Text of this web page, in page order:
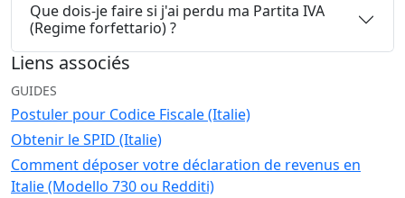
Que dois-je faire si j'ai perdu ma Partita IVA
(Regime forfettario) ?
Liens associés
GUIDES
Postuler pour Codice Fiscale (Italie)
Obtenir le SPID (Italie)
Comment déposer votre déclaration de revenus en
Italie (Modello 730 ou Redditi)